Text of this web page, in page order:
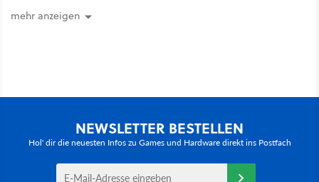
mehr anzeigen
NEWSLETTER BESTELLEN
Hol' dir die neuesten Infos zu Games und Hardware direkt ins Postfach